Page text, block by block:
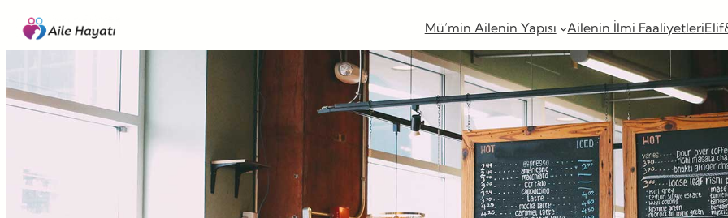
İçeriğe
geç
Mü’min Ailenin Yapısı Ailenin İlmi Faaliyetleri